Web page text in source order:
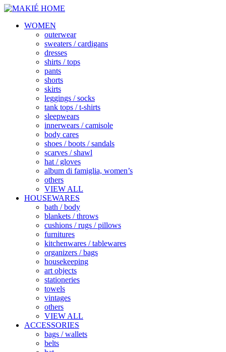
WOMEN
outerwear
sweaters / cardigans
dresses
shirts / tops
pants
shorts
skirts
leggings / socks
tank tops / t-shirts
sleepwears
innerwears / camisole
body cares
shoes / boots / sandals
scarves / shawl
hat / gloves
album di famiglia, women’s
others
VIEW ALL
HOUSEWARES
bath / body
blankets / throws
cushions / rugs / pillows
furnitures
kitchenwares / tablewares
organizers / bags
housekeeping
art objects
stationeries
towels
vintages
others
VIEW ALL
ACCESSORIES
bags / wallets
belts